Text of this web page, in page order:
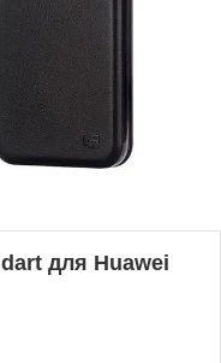
для Huawei